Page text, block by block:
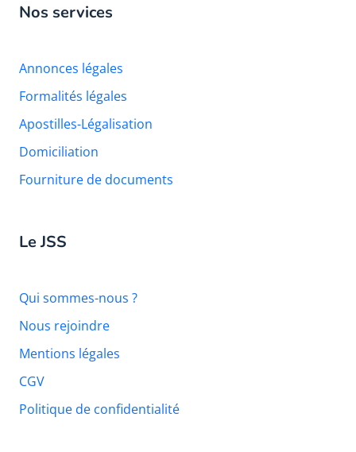
Nos services
Annonces légales
Formalités légales
Apostilles-Légalisation
Domiciliation
Fourniture de documents
Le JSS
Qui sommes-nous ?
Nous rejoindre
Mentions légales
CGV
Politique de confidentialité